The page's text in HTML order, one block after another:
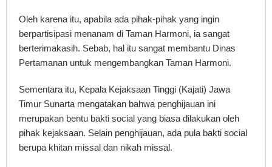
Oleh karena itu, apabila ada pihak-pihak yang ingin
berpartisipasi menanam di Taman Harmoni, ia sangat
berterimakasih. Sebab, hal itu sangat membantu Dinas
Pertamanan untuk mengembangkan Taman Harmoni.
Sementara itu, Kepala Kejaksaan Tinggi (Kajati) Jawa
Timur Sunarta mengatakan bahwa penghijauan ini
merupakan bentu bakti social yang biasa dilakukan oleh
pihak kejaksaan. Selain penghijauan, ada pula bakti social
berupa khitan missal dan nikah missal.